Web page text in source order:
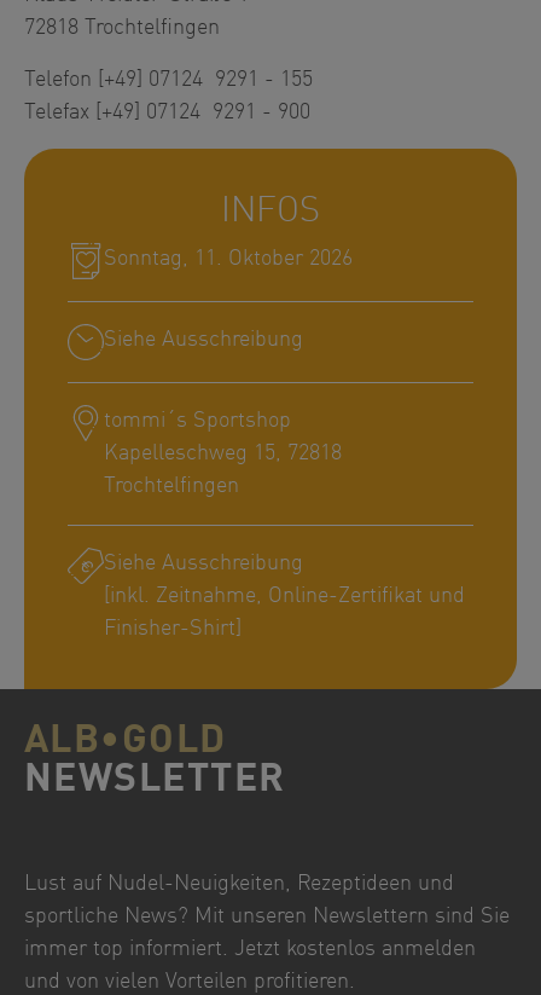
72818 Trochtelfingen
Telefon [+49] 07124 9291 - 155
Telefax [+49] 07124 9291 - 900
INFOS
Sonntag, 11. Oktober 2026
Siehe Ausschreibung
tommi´s Sportshop
Kapelleschweg 15, 72818
Trochtelfingen
Siehe Ausschreibung
[inkl. Zeitnahme, Online-Zertifikat und
Finisher-Shirt]
ALB•GOLD
NEWSLETTER
Lust auf Nudel-Neuigkeiten, Rezeptideen und
sportliche News? Mit unseren Newslettern sind Sie
immer top informiert. Jetzt kostenlos anmelden
und von vielen Vorteilen profitieren.